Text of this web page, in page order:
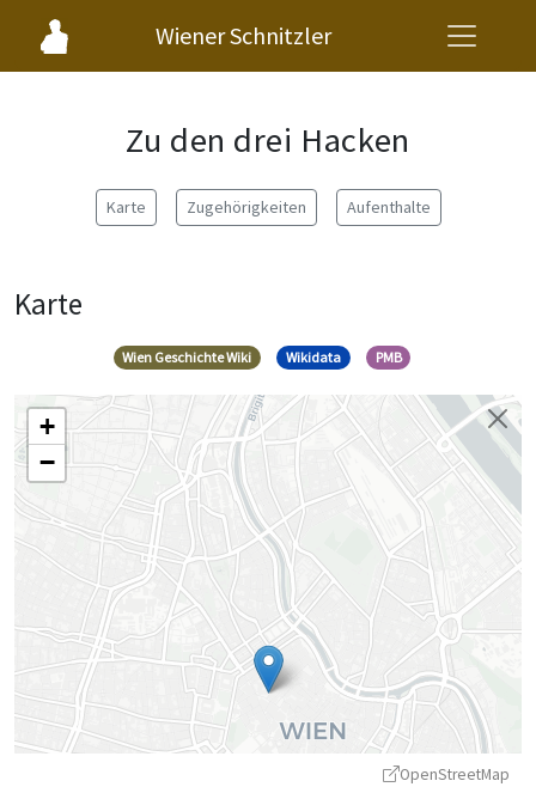
Wiener Schnitzler
Zu den drei Hacken
Karte Zugehörigkeiten Aufenthalte
Karte
Wien Geschichte Wiki Wikidata PMB
+
−
OpenStreetMap